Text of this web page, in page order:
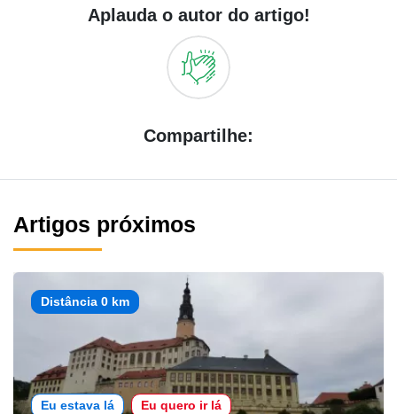
Aplauda o autor do artigo!
Compartilhe:
Artigos próximos
Distância 0 km
Eu estava lá Eu quero ir lá